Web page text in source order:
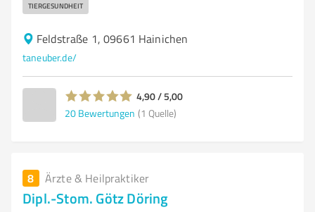
TIERGESUNDHEIT
Feldstraße 1, 09661 Hainichen
taneuber.de/
4,90 / 5,00
20 Bewertungen (1 Quelle)
8 Ärzte & Heilpraktiker
Dipl.-Stom. Götz Döring